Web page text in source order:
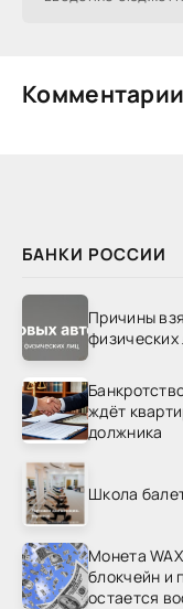
БАНКИ РОССИИ
Причины
физических
ждёт
должника
Школа
Монета
блокчейн и
остается
Комментарии